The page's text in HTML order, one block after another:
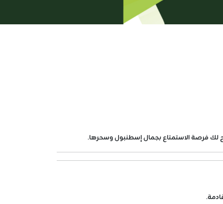
لك فرصة الاستمتاع بجمال إسطنبول وسحرها.